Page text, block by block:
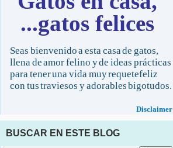
...gatos felices
Seas bienvenido a esta casa de gatos,
llena de amor felino y de ideas prácticas
para tener una vida muy requetefeliz
con tus traviesos y adorables bigotudos.
Disclaimer
BUSCAR EN ESTE BLOG